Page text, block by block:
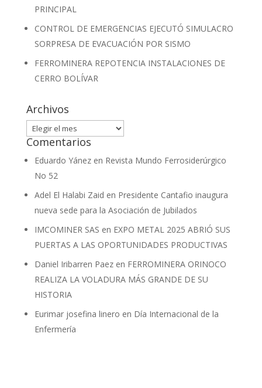
PRINCIPAL
CONTROL DE EMERGENCIAS EJECUTÓ SIMULACRO
SORPRESA DE EVACUACIÓN POR SISMO
FERROMINERA REPOTENCIA INSTALACIONES DE
CERRO BOLÍVAR
Archivos
Archivos
Comentarios
Eduardo Yánezen Revista Mundo Ferrosiderúrgico
No 52
Adel El Halabi Zaid en Presidente Cantafio inaugura
nueva sede para la Asociación de Jubilados
IMCOMINER SAS en EXPO METAL 2025 ABRIÓ SUS
PUERTAS A LAS OPORTUNIDADES PRODUCTIVAS
Daniel Iribarren Paezen FERROMINERA ORINOCO
REALIZA LA VOLADURA MÁS GRANDE DE SU
HISTORIA
Eurimar josefina linero en Día Internacional de la
Enfermería